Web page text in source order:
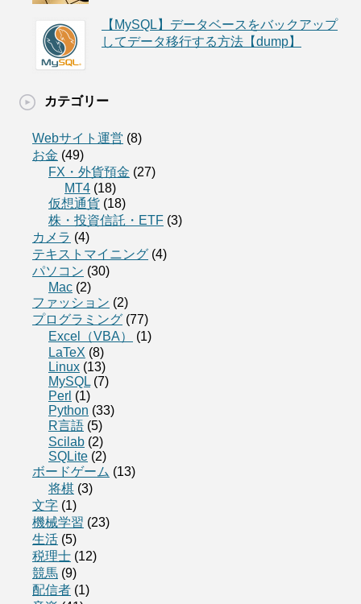
【MySQL】データベースをバックアップ
してデータ移行する方法【dump】
カテゴリー
Webサイト運営 (8)
お金 (49)
FX・外貨預金 (27)
MT4 (18)
仮想通貨 (18)
株・投資信託・ETF (3)
カメラ (4)
テキストマイニング (4)
パソコン (30)
Mac (2)
ファッション (2)
プログラミング (77)
Excel（VBA）
(1)
LaTeX (8)
Linux (13)
MySQL (7)
Perl (1)
Python (33)
R言語 (5)
Scilab (2)
SQLite (2)
ボードゲーム (13)
将棋 (3)
文字 (1)
機械学習 (23)
生活 (5)
税理士 (12)
競馬 (9)
配信者 (1)